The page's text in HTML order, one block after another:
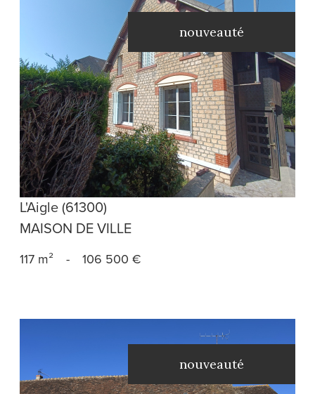
nouveauté
voir le bien
L'Aigle (61300)
MAISON DE VILLE
117 m² - 106 500 €
nouveauté